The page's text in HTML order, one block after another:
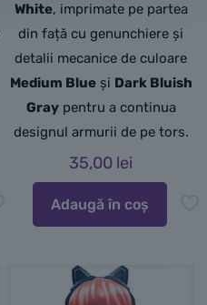
White, imprimate pe partea
din față cu genunchiere și
detalii mecanice de culoare
Medium Blueși Dark Bluish
Graypentru a continua
designul armurii de pe tors.
35,00 lei
Adaugă în coș